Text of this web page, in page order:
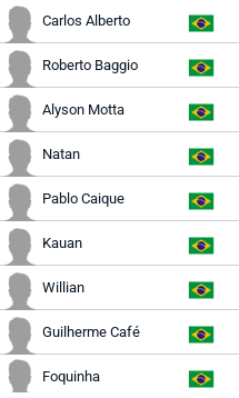
Carlos Alberto
Roberto Baggio
Alyson Motta
Natan
Pablo Caique
Kauan
Willian
Guilherme Café
Foquinha